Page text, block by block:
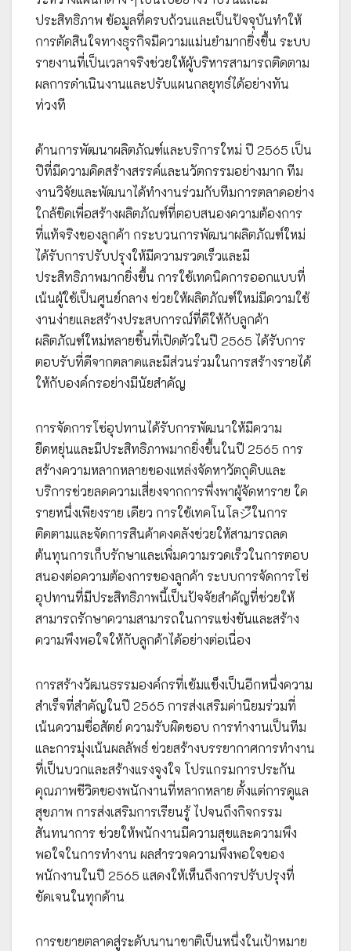
ประสิทธิภาพ ข้อมูลที่ครบถ้วนและเป็นปัจจุบันทำให้
การตัดสินใจทางธุรกิจมีความแม่นยำมากยิ่งขึ้น ระบบ
รายงานที่เป็นเวลาจริงช่วยให้ผู้บริหารสามารถติดตาม
ผลการดำเนินงานและปรับแผนกลยุทธ์ได้อย่างทัน
ท่วงที
ด้านการพัฒนาผลิตภัณฑ์และบริการใหม่ ปี 2565 เป็น
ปีที่มีความคิดสร้างสรรค์และนวัตกรรมอย่างมาก ทีม
งานวิจัยและพัฒนาได้ทำงานร่วมกับทีมการตลาดอย่าง
ใกล้ชิดเพื่อสร้างผลิตภัณฑ์ที่ตอบสนองความต้องการ
ที่แท้จริงของลูกค้า กระบวนการพัฒนาผลิตภัณฑ์ใหม่
ได้รับการปรับปรุงให้มีความรวดเร็วและมี
ประสิทธิภาพมากยิ่งขึ้น การใช้เทคนิคการออกแบบที่
เน้นผู้ใช้เป็นศูนย์กลาง ช่วยให้ผลิตภัณฑ์ใหม่มีความใช้
งานง่ายและสร้างประสบการณ์ที่ดีให้กับลูกค้า
ผลิตภัณฑ์ใหม่หลายชิ้นที่เปิดตัวในปี 2565 ได้รับการ
ตอบรับที่ดีจากตลาดและมีส่วนร่วมในการสร้างรายได้
ให้กับองค์กรอย่างมีนัยสำคัญ
การจัดการโซ่อุปทานได้รับการพัฒนาให้มีความ
ยืดหยุ่นและมีประสิทธิภาพมากยิ่งขึ้นในปี 2565 การ
สร้างความหลากหลายของแหล่งจัดหาวัตถุดิบและ
บริการช่วยลดความเสี่ยงจากการพึ่งพาผู้จัดหาราย ใด
รายหนึ่งเพียงราย เดียว การใช้เทคโนโลジีในการ
ติดตามและจัดการสินค้าคงคลังช่วยให้สามารถลด
ต้นทุนการเก็บรักษาและเพิ่มความรวดเร็วในการตอบ
สนองต่อความต้องการของลูกค้า ระบบการจัดการโซ่
อุปทานที่มีประสิทธิภาพนี้เป็นปัจจัยสำคัญที่ช่วยให้
สามารถรักษาความสามารถในการแข่งขันและสร้าง
ความพึงพอใจให้กับลูกค้าได้อย่างต่อเนื่อง
การสร้างวัฒนธรรมองค์กรที่เข้มแข็งเป็นอีกหนึ่งความ
สำเร็จที่สำคัญในปี 2565 การส่งเสริมค่านิยมร่วมที่
เน้นความซื่อสัตย์ ความรับผิดชอบ การทำงานเป็นทีม
และการมุ่งเน้นผลลัพธ์ ช่วยสร้างบรรยากาศการทำงาน
ที่เป็นบวกและสร้างแรงจูงใจ โปรแกรมการประกัน
คุณภาพชีวิตของพนักงานที่หลากหลาย ตั้งแต่การดูแล
สุขภาพ การส่งเสริมการเรียนรู้ ไปจนถึงกิจกรรม
สันทนาการ ช่วยให้พนักงานมีความสุขและความพึง
พอใจในการทำงาน ผลสำรวจความพึงพอใจของ
พนักงานในปี 2565 แสดงให้เห็นถึงการปรับปรุงที่
ชัดเจนในทุกด้าน
การขยายตลาดสู่ระดับนานาชาติเป็นหนึ่งในเป้าหมาย